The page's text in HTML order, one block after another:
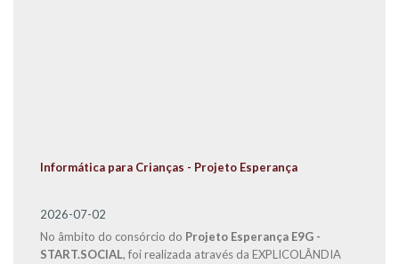
Informática para Crianças - Projeto Esperança
2026-07-02
No âmbito do consórcio do Projeto Esperança E9G -
START.SOCIAL, foi realizada através da EXPLICOLÂNDIA